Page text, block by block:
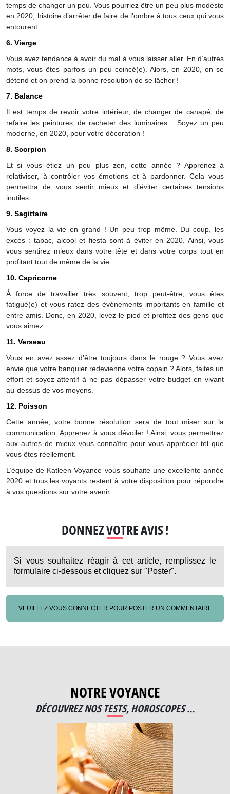
temps de changer un peu. Vous pourriez être un peu plus modeste
en 2020, histoire d’arrêter de faire de l’ombre à tous ceux qui vous
entourent.
6. Vierge
Vous avez tendance à avoir du mal à vous laisser aller. En d’autres
mots, vous êtes parfois un peu coincé(e). Alors, en 2020, on se
détend et on prend la bonne résolution de se lâcher !
7. Balance
Il est temps de revoir votre intérieur, de changer de canapé, de
refaire les peintures, de racheter des luminaires… Soyez un peu
moderne, en 2020, pour votre décoration !
8. Scorpion
Et si vous étiez un peu plus zen, cette année ? Apprenez à
relativiser, à contrôler vos émotions et à pardonner. Cela vous
permettra de vous sentir mieux et d’éviter certaines tensions
inutiles.
9. Sagittaire
Vous voyez la vie en grand ! Un peu trop même. Du coup, les
excès : tabac, alcool et fiesta sont à éviter en 2020. Ainsi, vous
vous sentirez mieux dans votre tête et dans votre corps tout en
profitant tout de même de la vie.
10. Capricorne
À force de travailler très souvent, trop peut-être, vous êtes
fatigué(e) et vous ratez des événements importants en famille et
entre amis. Donc, en 2020, levez le pied et profitez des gens que
vous aimez.
11. Verseau
Vous en avez assez d’être toujours dans le rouge ? Vous avez
envie que votre banquier redevienne votre copain ? Alors, faites un
effort et soyez attentif à ne pas dépasser votre budget en vivant
au-dessus de vos moyens.
12. Poisson
Cette année, votre bonne résolution sera de tout miser sur la
communication. Apprenez à vous dévoiler ! Ainsi, vous permettrez
aux autres de mieux vous connaître pour vous apprécier tel que
vous êtes réellement.
L’équipe de Katleen Voyance vous souhaite une excellente année
2020 et tous les voyants restent à votre disposition pour répondre
à vos questions sur votre avenir.
DONNEZ VOTRE AVIS !
Si vous souhaitez réagir à cet article, remplissez le
formulaire ci-dessous et cliquez sur "Poster".
VEUILLEZ VOUS CONNECTER POUR POSTER UN COMMENTAIRE
NOTRE VOYANCE
DÉCOUVREZ NOS TESTS, HOROSCOPES ...